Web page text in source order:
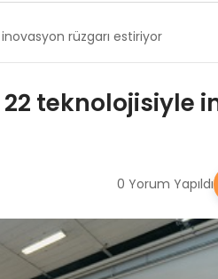
rüzgarı estiriyor
22
0 Yorum Yapıldı